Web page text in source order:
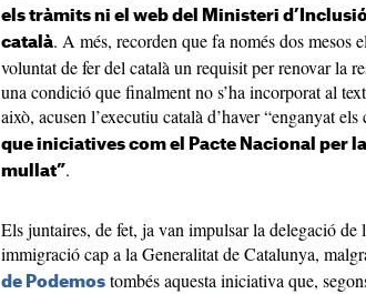
els tràmits ni el web del Ministeri
català. A més, recorden que fa només dos mesos
voluntat de fer del català un requisit per renovar la
una condició que finalment no s’ha incorporat al
això, acusen l’executiu català d’haver “enganyat els
que iniciatives com el Pacte Nacional per
mullat”.
Els juntaires, de fet, ja van impulsar la delegació de
immigració cap a la Generalitat de Catalunya,
de Podemos tombés aquesta iniciativa que,